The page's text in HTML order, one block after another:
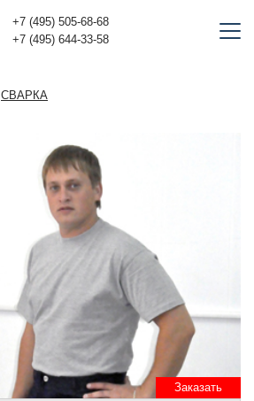
+7 (495) 505-68-68
+7 (495) 644-33-58
СВАРКА
Заказать